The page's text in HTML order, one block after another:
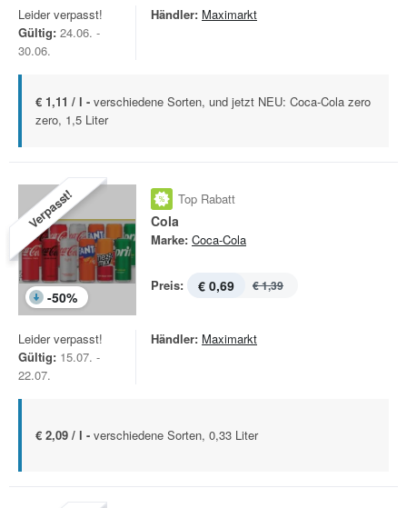
Leider verpasst!
Gültig: 24.06. -
30.06.
Händler: Maximarkt
€ 1,11 / l - verschiedene Sorten, und jetzt NEU: Coca-Cola zero
zero, 1,5 Liter
Verpasst!
-50%
Top Rabatt
Cola
Marke: Coca-Cola
Preis: € 0,69 € 1,39
Leider verpasst!
Gültig: 15.07. -
22.07.
Händler: Maximarkt
€ 2,09 / l - verschiedene Sorten, 0,33 Liter